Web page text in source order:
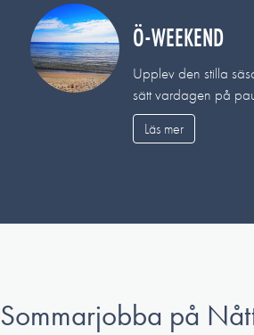
Ö-WEEKEND
Upplev den stilla
sätt vardagen på
Läs mer
Sommarjobba på